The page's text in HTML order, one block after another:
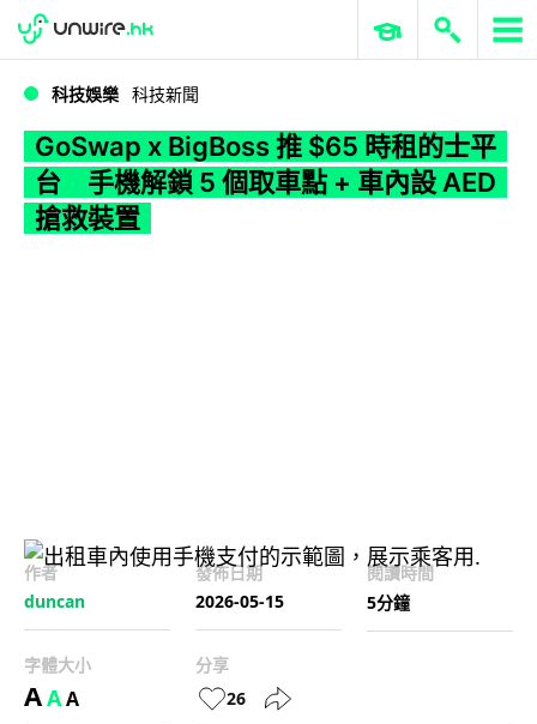
WWDC 2026 ERP 與商業 AI
科技娛樂 科技新聞
GoSwap x BigBoss 推 $65 時租的士平
台 手機解鎖 5 個取車點 + 車內設 AED
搶救裝置
作者
duncan
發佈日期
2026-05-15
閱讀時間
5分鐘
字體大小
AAA
分享
26